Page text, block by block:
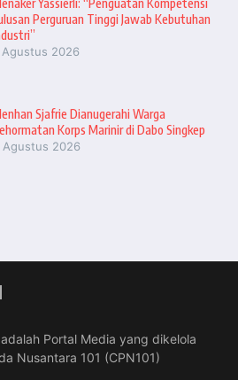
Perguruan Tinggi Jawab Kebutuhan
Agustus 2026
Sjafrie Dianugerahi Warga
Korps Marinir di Dabo Singkep
Agustus 2026
Portal Media yang dikelola
Nusantara 101 (CPN101)